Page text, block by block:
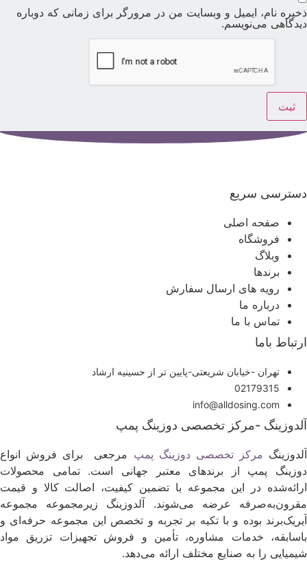
ذخیره نام، ایمیل و وبسایت من در مرورگر برای زمانی که دوباره
دیدگاهی می‌نویسم.
دسترسی سریع
صفحه اصلی
فروشگاه
وبلاگ
برندها
رویه های ارسال سفارش
درباره ما
تماس با ما
ارتباط باما
تهران -خیابان شریعتی-پایین تر از حسینیه ارشاد
02179315
info@alldosing.com
آلدوزینگ -مرکز تخصصی دوزینگ پمپ
مرکز تخصصی دوزینگ پمپ مرجعی برای فروش انواع
دوزینگ پمپ از برندهای معتبر جهانی است. تمامی محصولات
ارائه‌شده در این مجموعه با تضمین کیفیت، اصالت کالا و قیمت
مقرون‌به‌صرفه عرضه می‌شوند. آلدوزینگ زیرمجموعه مجموعه
آیریک‌برند بوده و با تکیه بر تجربه و تخصص این مجموعه حرفه‌ای و
باسابقه، خدمات مشاوره، تأمین و فروش تجهیزات تزریق مواد
شیمیایی را به صنایع مختلف ارائه می‌دهد.